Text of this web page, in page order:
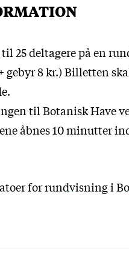
25 deltagere på en
gebyr 8 kr.) Billetten
til Botanisk Have
åbnes 10 minutter
for rundvisning i